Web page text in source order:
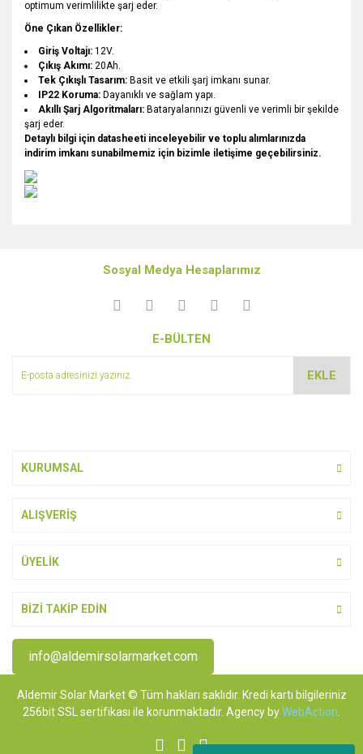
optimum verimlilikte şarj eder.
Öne Çıkan Özellikler:
Giriş Voltajı: 12V.
Çıkış Akımı: 20Ah.
Tek Çıkışlı Tasarım: Basit ve etkili şarj imkanı sunar.
IP22 Koruma: Dayanıklı ve sağlam yapı.
Akıllı Şarj Algoritmaları: Bataryalarınızı güvenli ve verimli bir şekilde
şarj eder.
Detaylı bilgi için datasheeti inceleyebilir ve toplu alımlarınızda
indirim imkanı sunabilmemiz için bizimle iletişime geçebilirsiniz.
kullanarak tarafımıza iletebilirsiniz.
Görüş ve önerileriniz için teşekkür ederiz.
Ürün açıklamasında eksik bilgiler bulunuyor.
Sosyal Medya Hesaplarımız
E-BÜLTEN
EKLE
KURUMSAL
ALIŞVERİŞ
ÜYELİK
BİZİ TAKİP EDİN
info@aldemirsolarmarket.com
Aldemir Solar Market © Tüm hakları saklıdır. Kredi kartı bilgileriniz
256bit SSL sertifikası ile korunmaktadır. Agency byWebAction